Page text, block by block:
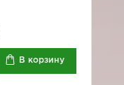
В корзину